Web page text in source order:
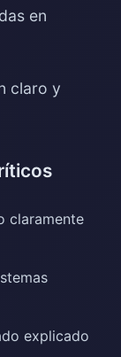
en
claro y
claramente
explicado